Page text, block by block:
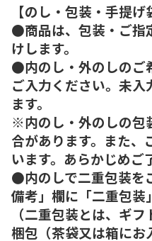
【のし・包装・手提げ
●商品は、包装・ご指
けします。
●内のし・外のしのご
ご入力ください。未入
ます。
※内のし・外のしの包
合があります。また、
います。あらかじめご
●内のしで二重包装を
備考」欄に「二重包装
（二重包装とは、ギ
梱包（茶袋又は箱にお